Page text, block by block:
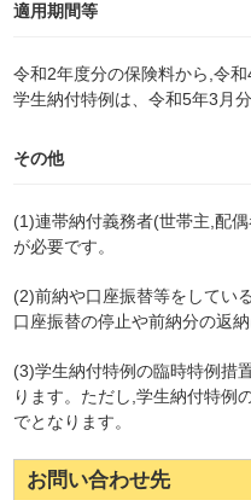
適用期間等
令和2年度分の保険料から,令
学生納付特例は、令和5年3月分
その他
(1)連帯納付義務者(世帯主,配
が必要です。
(2)前納や口座振替等をしてい
口座振替の停止や前納分の返
(3)学生納付特例の臨時特例措
ります。ただし,学生納付特例
でとなります。
お問い合わせ先